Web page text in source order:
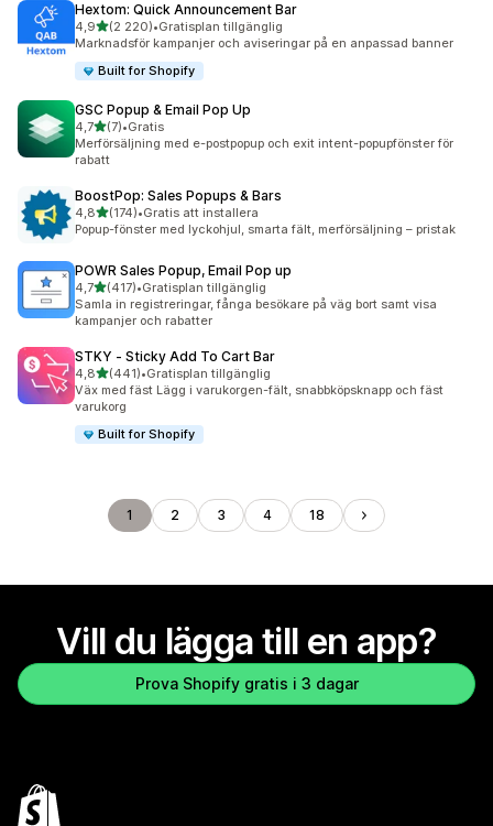
Hextom: Quick Announcement Bar
4,9av 5 stjärnor
(2 220)
2220 recensioner totalt
•Gratisplan tillgänglig
Marknadsför kampanjer och aviseringar på en anpassad banner
Built for Shopify
GSC Popup & Email Pop Up
4,7av 5 stjärnor
(7)
7 recensioner totalt
•Gratis
Merförsäljning med e-postpopup och exit intent-popupfönster för
rabatt
BoostPop: Sales Popups & Bars
4,8av 5 stjärnor
(174)
174 recensioner totalt
•Gratis att installera
Popup-fönster med lyckohjul, smarta fält, merförsäljning – pristak
POWR Sales Popup, Email Pop up
4,7av 5 stjärnor
(417)
417 recensioner totalt
•Gratisplan tillgänglig
Samla in registreringar, fånga besökare på väg bort samt visa
kampanjer och rabatter
STKY ‑ Sticky Add To Cart Bar
4,8av 5 stjärnor
(441)
441 recensioner totalt
•Gratisplan tillgänglig
Väx med fäst Lägg i varukorgen-fält, snabbköpsknapp och fäst
varukorg
Built for Shopify
1 2 3 4 18
Vill du lägga till en app?
Prova Shopify gratis i 3 dagar